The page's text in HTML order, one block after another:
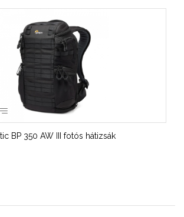
BP 350 AW III fotós hátizsák